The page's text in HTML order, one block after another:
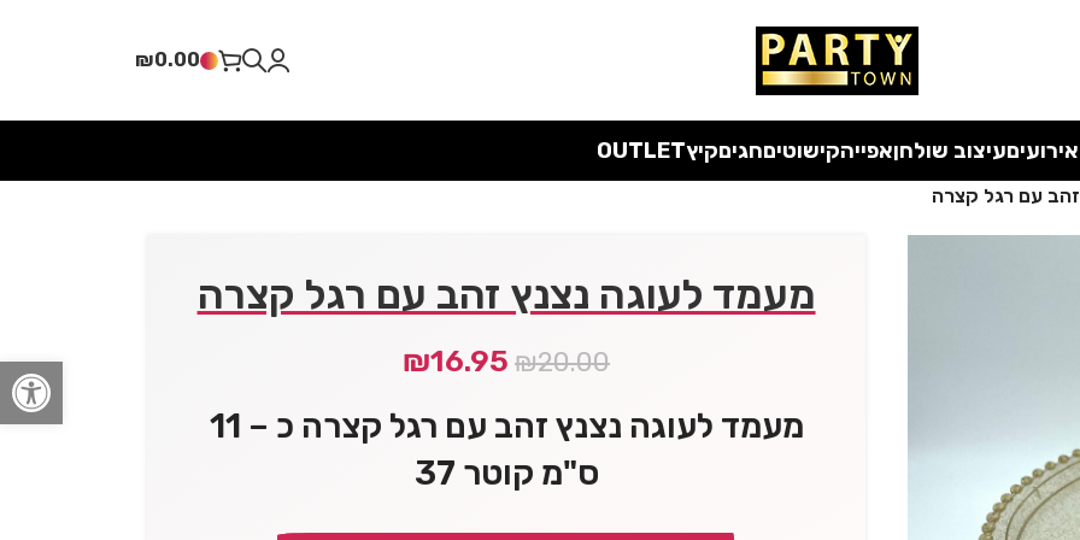
פתח
כל המוצרים ללא מע"מעד סוף החודש
₪0.00
אירועיםעיצוב שולחןאפייהקישוטיםחגיםקיץOUTLET
עם רגל קצרה
מעמד לעוגה נצנץ זהב עם רגל קצרה
₪20.00
₪16.95
מעמד לעוגה נצנץ זהב עם רגל קצרה כ – 11
ס"מ קוטר 37